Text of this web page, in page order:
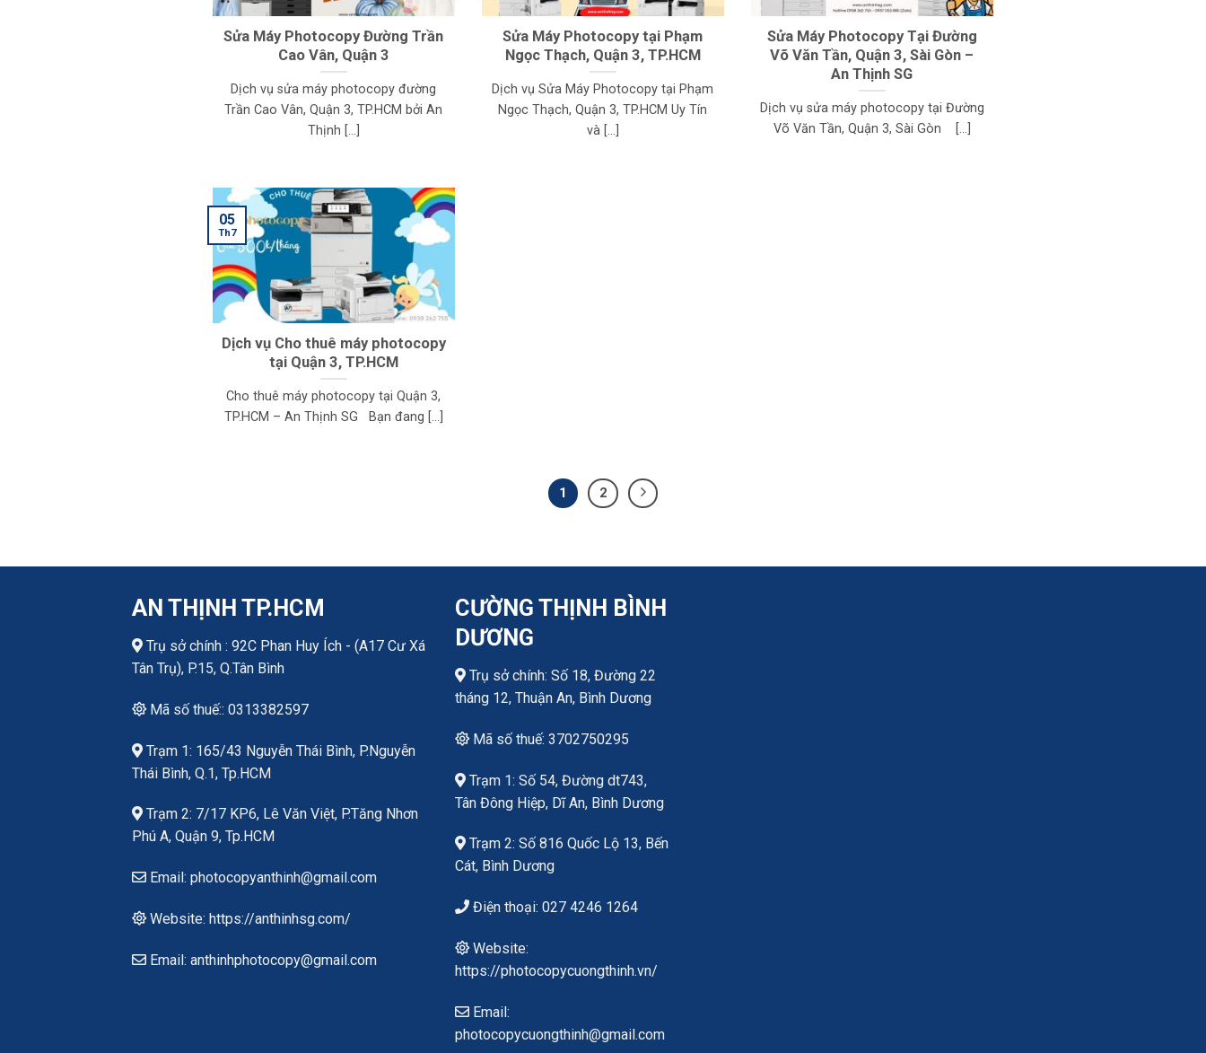
Sửa Máy Photocopy Đường Trần
Cao Vân, Quận 3
Dịch vụ sửa máy photocopy đường
Trần Cao Vân, Quận 3, TP.HCM bởi An
Thịnh [...]
Sửa Máy Photocopy tại Phạm
Ngọc Thạch, Quận 3, TP.HCM
Dịch vụ Sửa Máy Photocopy tại Phạm
Ngọc Thạch, Quận 3, TP.HCM Uy Tín
và [...]
Sửa Máy Photocopy Tại Đường
Võ Văn Tần, Quận 3, Sài Gòn –
An Thịnh SG
Dịch vụ sửa máy photocopy tại Đường
Võ Văn Tần, Quận 3, Sài Gòn [...]
Dịch vụ Cho thuê máy photocopy
tại Quận 3, TP.HCM
Cho thuê máy photocopy tại Quận 3,
TP.HCM – An Thịnh SG Bạn đang [...]
05
Th7
1 2
AN THỊNH TP.HCM
Trụ sở chính : 92C Phan Huy Ích - (A17 Cư Xá
Tân Trụ), P.15, Q.Tân Bình
Mã số thuế:: 0313382597
Trạm 1: 165/43 Nguyễn Thái Bình, P.Nguyễn
Thái Bình, Q.1, Tp.HCM
Trạm 2: 7/17 KP6, Lê Văn Việt, P.Tăng Nhơn
Phú A, Quận 9, Tp.HCM
Email: photocopyanthinh@gmail.com
Website: https://anthinhsg.com/
Email: anthinhphotocopy@gmail.com
CƯỜNG THỊNH BÌNH
DƯƠNG
Trụ sở chính: Số 18, Đường 22
tháng 12, Thuận An, Bình Dương
Mã số thuế: 3702750295
Trạm 1: Số 54, Đường dt743,
Tân Đông Hiệp, Dĩ An, Bình Dương
Trạm 2: Số 816 Quốc Lộ 13, Bến
Cát, Bình Dương
Điện thoại: 027 4246 1264
Website:
https://photocopycuongthinh.vn/
Email:
photocopycuongthinh@gmail.com